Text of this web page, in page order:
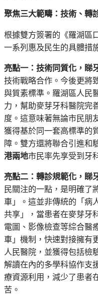
聚焦三大範疇：技術、轉
根據雙方簽署的《羅湖區
一系列惠及民生的具體措
亮點一：技術同質化，睇
技術戰略合作。今後更將
與質素標準。羅湖區人民
力，幫助麥芽牙科醫院完
度。這意味著無論市民朋
獲得基於同一套高標準的
障。雙方還將聯合引進和
港兩地市民率先享受到牙
亮點二：轉診規範化，睇
民關注的一點，是明確了
車」 。這並非傳統的 「病
共享」
，當患者在麥芽牙
電圖、影像檢查等綜合醫
車」 機制，快速對接擁有
人民醫院，並獲得包括檢
解讀在內的多學科協作支
療資源利用，減少了患者
苦。